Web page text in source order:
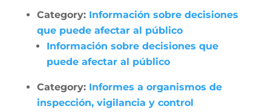
Category: Información sobre decisiones
que puede afectar al público
Información sobre decisiones que
puede afectar al público
Category: Informes a organismos de
inspección, vigilancia y control